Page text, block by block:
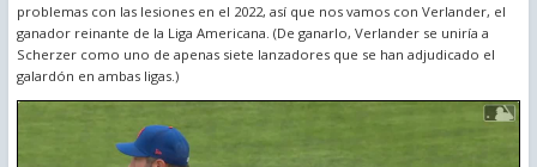
problemas con las lesiones en el 2022, así que nos vamos con Verlander, el
ganador reinante de la Liga Americana. (De ganarlo, Verlander se uniría a
Scherzer como uno de apenas siete lanzadores que se han adjudicado el
galardón en ambas ligas.)